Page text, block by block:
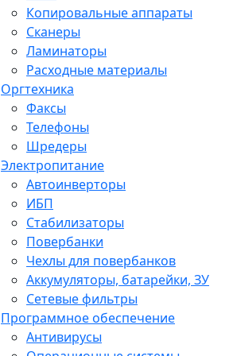
Копировальные аппараты
Сканеры
Ламинаторы
Расходные материалы
Оргтехника
Факсы
Телефоны
Шредеры
Электропитание
Автоинверторы
ИБП
Стабилизаторы
Повербанки
Чехлы для повербанков
Аккумуляторы, батарейки, ЗУ
Сетевые фильтры
Программное обеспечение
Антивирусы